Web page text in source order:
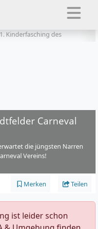
1. Kinderfasching des
Carneval
die jüngsten Narren
Vereins!
Merken Teilen
ist leider schon